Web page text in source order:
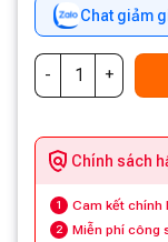
Chat giảm
Chính sách
1 Cam kết chính
2 Miễn phí công